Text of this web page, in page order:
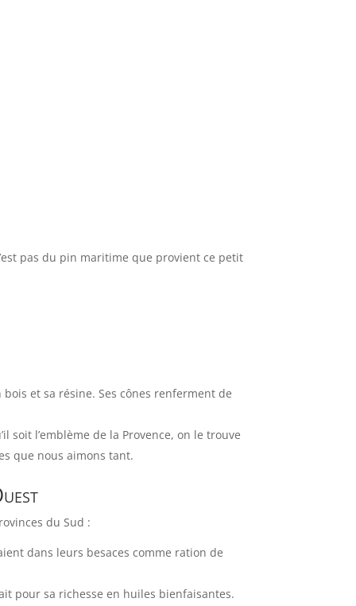
pas du pin maritime que provient ce petit
et sa résine. Ses cônes renferment de
soit l’emblème de la Provence, on le trouve
que nous aimons tant.
du Sud :
dans leurs besaces comme ration de
pour sa richesse en huiles bienfaisantes.